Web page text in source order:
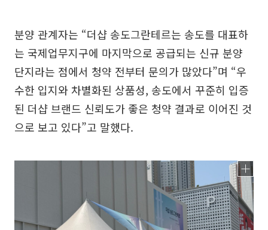
분양 관계자는 “더샵 송도그란테르는 송도를 대표하
는 국제업무지구에 마지막으로 공급되는 신규 분양
단지라는 점에서 청약 전부터 문의가 많았다”며 “우
수한 입지와 차별화된 상품성, 송도에서 꾸준히 입증
된 더샵 브랜드 신뢰도가 좋은 청약 결과로 이어진 것
으로 보고 있다”고 말했다.